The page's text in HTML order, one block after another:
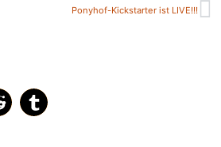
Ponyhof-Kickstarter ist LIVE!!!